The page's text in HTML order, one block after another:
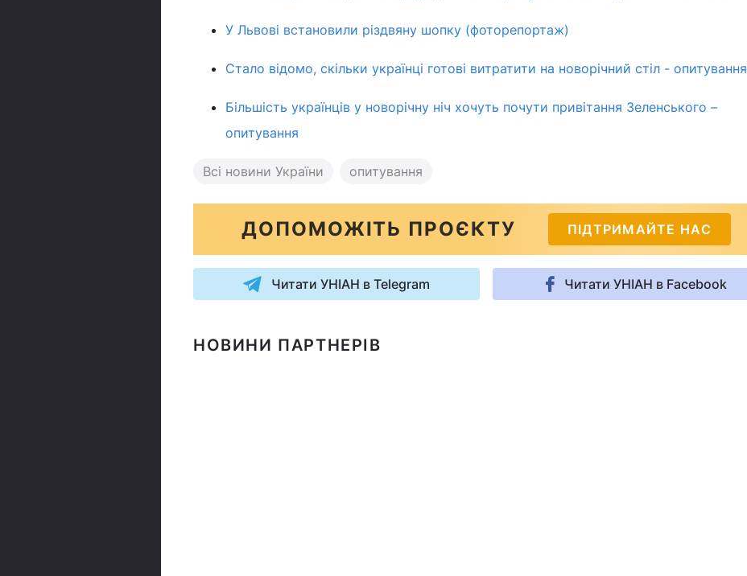
У Львові встановили різдвяну шопку (фоторепортаж)
Стало відомо, скільки українці готові витратити на новорічний стіл - опитування
Більшість українців у новорічну ніч хочуть почути привітання Зеленського –
опитування
Всі новини України опитування
ДОПОМОЖІТЬ ПРОЄКТУ ПІДТРИМАЙТЕ НАС
Читати УНІАН в Telegram Читати УНІАН в Facebook
НОВИНИ ПАРТНЕРІВ